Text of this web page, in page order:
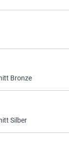
Bronze
Silber